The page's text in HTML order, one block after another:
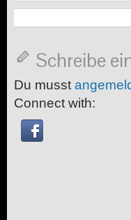
Schreibe
Du musst
Connect with: